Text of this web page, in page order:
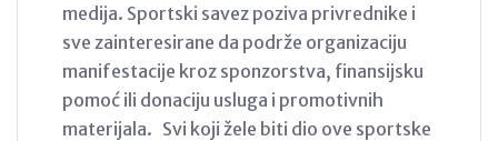
medija. Sportski savez poziva privrednike i
sve zainteresirane da podrže organizaciju
manifestacije kroz sponzorstva, finansijsku
pomoć ili donaciju usluga i promotivnih
materijala. Svi koji žele biti dio ove sportske